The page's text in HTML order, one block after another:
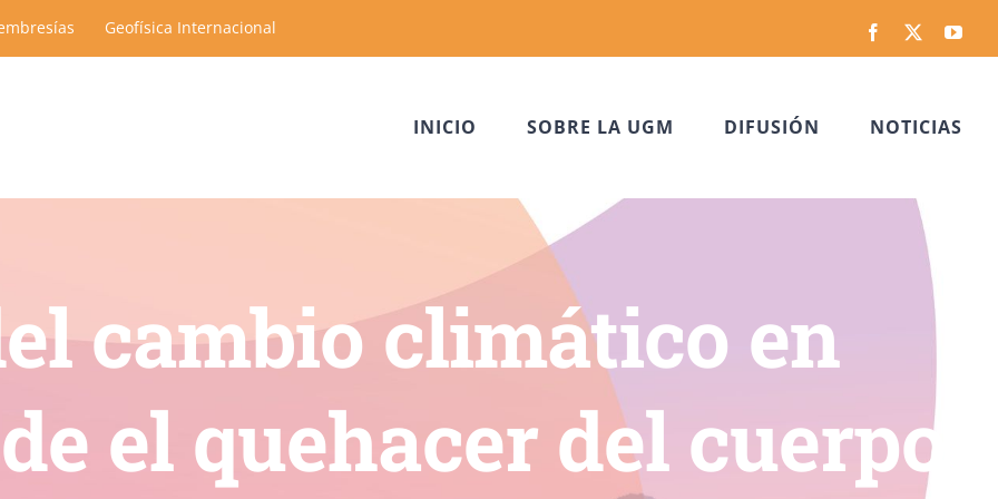
Geofísica Internacional Facebook
Twitter
INICIO SOBRE LA UGM DIFUSIÓN NOTICIAS
cambio climático en
el quehacer del cuerpo